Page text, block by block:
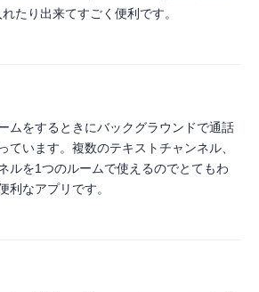
たり出来てすごく便利です。
ムをするときにバックグラウンドで通話
ています。複数のテキストチャンネル、
ルを1つのルームで使えるのでとてもわ
利なアプリです。